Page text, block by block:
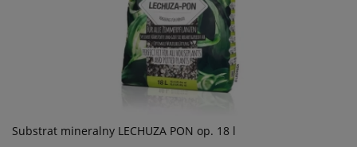
Substrat mineralny LECHUZA PON op. 18 l